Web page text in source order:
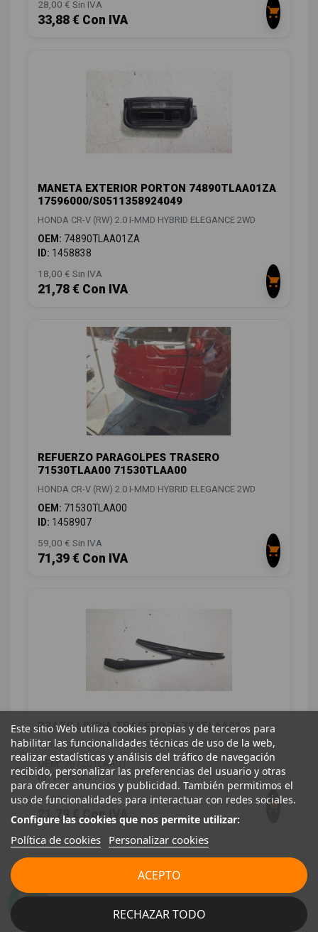
28,00 € Sin IVA
33,88 € Con IVA
MANETA EXTERIOR PORTON 74890TLAA01ZA
17596000/S0511358924049
HONDA CR-V (RW) 2.0 I-MMD HYBRID ELEGANCE 2WD
OEM: 74890TLAA01ZA
ID: 1458838
18,00 € Sin IVA
21,78 € Con IVA
REFUERZO PARAGOLPES TRASERO
71530TLAA00 71530TLAA00
HONDA CR-V (RW) 2.0 I-MMD HYBRID ELEGANCE 2WD
OEM: 71530TLAA00
ID: 1458907
59,00 € Sin IVA
71,39 € Con IVA
BRAZO LIMPIA TRASERO 76720TLAA01
HONDA CR-V (RW) 2.0 I-MMD HYBRID ELEGANCE 2WD
OEM:76720TLAA01
ID:1458747
18,00 € Sin IVA
21,78 € Con IVA
Este sitio Web utiliza cookies propias y de terceros para
habilitar las funcionalidades técnicas de uso de la web,
realizar estadísticas y análisis del tráfico de navegación
recibido, personalizar las preferencias del usuario y otras
para ofrecer anuncios y publicidad. También permitimos el
uso de funcionalidades para interactuar con redes sociales.
Configure las cookies que nos permite utilizar:
Política de cookies Personalizar cookies
RECHAZAR TODO
ACEPTO